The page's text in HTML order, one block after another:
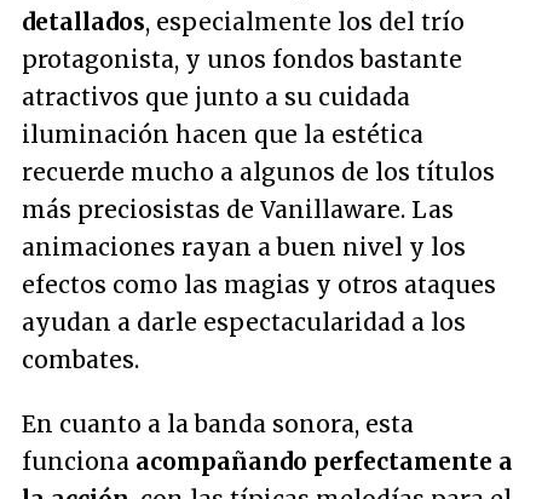
detallados, especialmente los del trío
protagonista, y unos fondos bastante
atractivos que junto a su cuidada
iluminación hacen que la estética
recuerde mucho a algunos de los títulos
más preciosistas de Vanillaware. Las
animaciones rayan a buen nivel y los
efectos como las magias y otros ataques
ayudan a darle espectacularidad a los
combates.
En cuanto a la banda sonora, esta
funciona acompañando perfectamente a